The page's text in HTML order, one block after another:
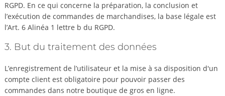
RGPD. En ce qui concerne la préparation, la conclusion et
l’exécution de commandes de marchandises, la base légale est
l’Art. 6 Alinéa 1 lettre b du RGPD.
3. But du traitement des données
L’enregistrement de l’utilisateur et la mise à sa disposition d'un
compte client est obligatoire pour pouvoir passer des
commandes dans notre boutique de gros en ligne.